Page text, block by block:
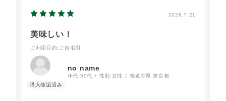
2026.7.21
美味しい！
ご利用目的 :ご自宅用
no name
年代:50代 性別:女性 都道府県:東京都